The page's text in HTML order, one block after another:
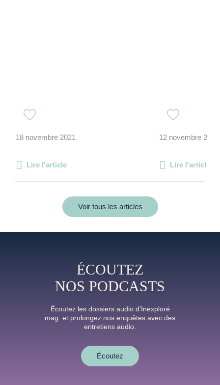
18 novembre 2021
Lire l'article
12 novembre 2025
Lire l'article
Voir tous les articles
ÉCOUTEZ
NOS PODCASTS
Écoutez les dossiers audio d’Inexploré
mag. et prolongez nos enquêtes avec des
entretiens audio.
Écoutez